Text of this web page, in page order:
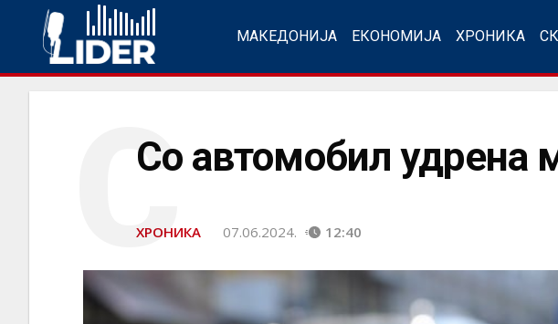
МАКЕДОНИЈА ЕКОНОМИЈА ХРОНИКА
Со автомобил удрена
С
ХРОНИКА 07.06.2024. 12:40